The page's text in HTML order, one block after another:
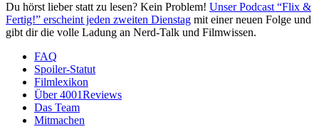
Du hörst lieber statt zu lesen? Kein Problem! Unser Podcast “Flix &
Fertig!” erscheint jeden zweiten Dienstag mit einer neuen Folge und
gibt dir die volle Ladung an Nerd-Talk und Filmwissen.
FAQ
Spoiler-Statut
Filmlexikon
Über 4001Reviews
Das Team
Mitmachen